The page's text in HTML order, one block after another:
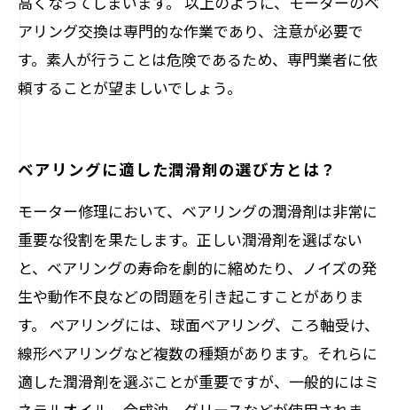
アリング交換は専門的な作業であり、注意が必要で
す。素人が行うことは危険であるため、専門業者に依
頼することが望ましいでしょう。
ベアリングに適した潤滑剤の選び方とは？
モーター修理において、ベアリングの潤滑剤は非常に
重要な役割を果たします。正しい潤滑剤を選ばない
と、ベアリングの寿命を劇的に縮めたり、ノイズの発
生や動作不良などの問題を引き起こすことがありま
す。 ベアリングには、球面ベアリング、ころ軸受け、
線形ベアリングなど複数の種類があります。それらに
適した潤滑剤を選ぶことが重要ですが、一般的にはミ